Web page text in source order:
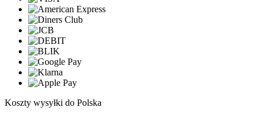
Koszty wysyłki do Polska